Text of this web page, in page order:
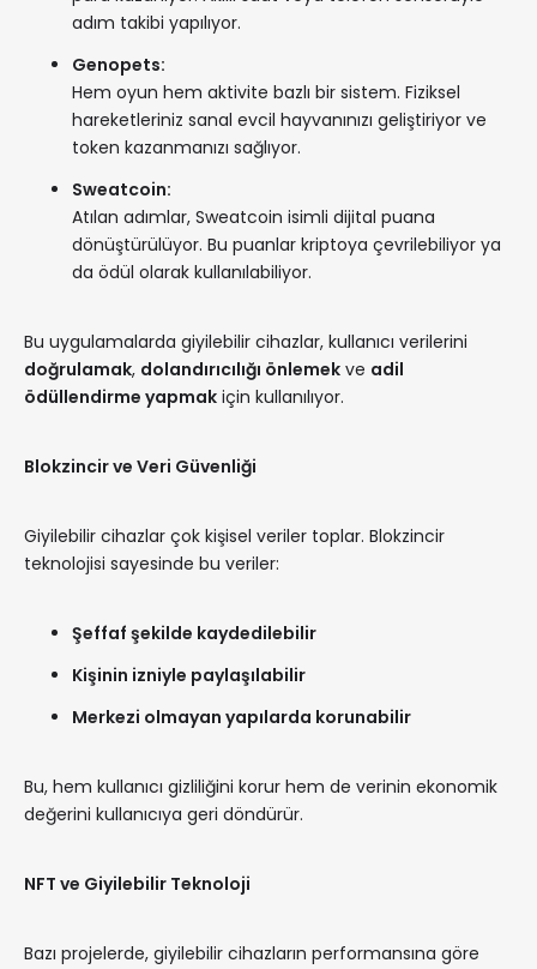
adım takibi yapılıyor.
Genopets:
Hem oyun hem aktivite bazlı bir sistem. Fiziksel
hareketleriniz sanal evcil hayvanınızı geliştiriyor ve
token kazanmanızı sağlıyor.
Sweatcoin:
Atılan adımlar, Sweatcoin isimli dijital puana
dönüştürülüyor. Bu puanlar kriptoya çevrilebiliyor ya
da ödül olarak kullanılabiliyor.
Bu uygulamalarda giyilebilir cihazlar, kullanıcı verilerini
doğrulamak, dolandırıcılığı önlemek ve adil
ödüllendirme yapmak için kullanılıyor.
Blokzincir ve Veri Güvenliği
Giyilebilir cihazlar çok kişisel veriler toplar. Blokzincir
teknolojisi sayesinde bu veriler:
Şeffaf şekilde kaydedilebilir
Kişinin izniyle paylaşılabilir
Merkezi olmayan yapılarda korunabilir
Bu, hem kullanıcı gizliliğini korur hem de verinin ekonomik
değerini kullanıcıya geri döndürür.
NFT ve Giyilebilir Teknoloji
Bazı projelerde, giyilebilir cihazların performansına göre